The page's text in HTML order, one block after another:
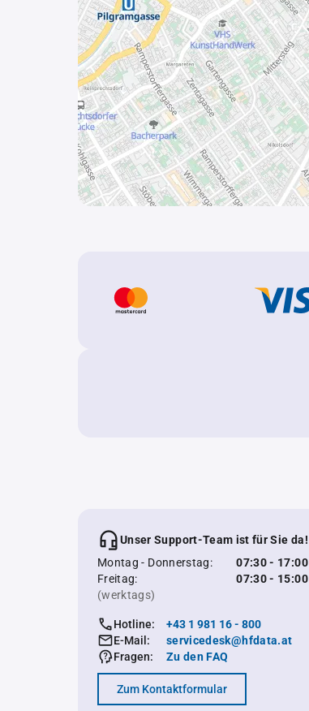
Unser Support-Team ist für Sie da!
Montag - Donnerstag:
07:30 - 17:00
Freitag:
07:30 - 15:00
(werktags)
Hotline:
+43 1 981 16 - 800
E-Mail:
servicedesk@hfdata.at
Fragen:
Zu den FAQ
Zum Kontaktformular